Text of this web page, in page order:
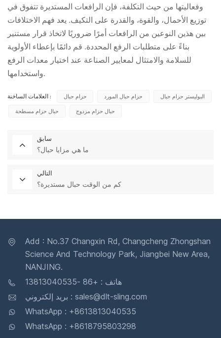
وفعاليتها من حيث التكلفة، فإن الرافعات المستديرة تتفوق في
توزيع الأحمال، والقوة، والقدرة على التكيف. يعد فهم الاختلافات
بين هذين النوعين من الرافعات أمرًا ضروريًا لاتخاذ قرار مستنير
بناءً على متطلبات الرفع المحددة. قم دائمًا بإعطاء الأولوية
للسلامة والامتثال لمعايير الصناعة عند اختيار معدات الرفع
واستخدامها.
العلامات الساخنة : حزام حبال حزام حبال المورد البوليستر حزام حبال
حبال حزام مسطحة حبال حزام مزدوج
سابق
ما هي مزايا حبال؟
التالي
كم من الوقت حبال مستديرة؟
Add : No.37 Changxin Rd, Changcheng Zhongshan
Science And Technology Park, Jiangbei New Area,
NANJING.
هاتف : +86 -13813040535
بريد إلكتروني : sales@dlt-sling.com
WhatsApp : +8613813040535
WhatsApp : +8618795803298